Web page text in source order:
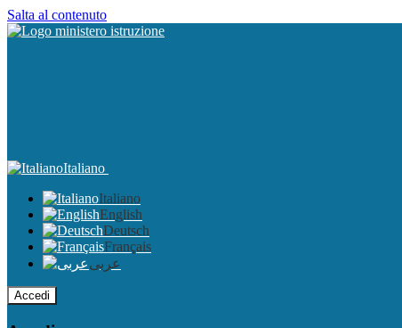
Salta al contenuto
Italiano
Italiano
English
Deutsch
Français
عربى
Accedi